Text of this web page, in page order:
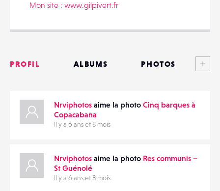
PARTAGER
Mon site : www.gilpivert.fr
PROFIL ALBUMS PHOTOS
MATÉRIELS
ÉVÉNEMENTS
Nrviphotos aime la photo Cinq barques à
Copacabana
Il y a 6 ans et 8 mois
Nrviphotos aime la photo Res communis –
St Guénolé
Il y a 6 ans et 8 mois